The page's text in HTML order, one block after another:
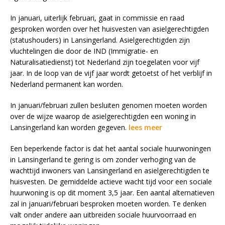
In januari, uiterlijk februari, gaat in commissie en raad
gesproken worden over het huisvesten van asielgerechtigden
(statushouders) in Lansingerland. Asielgerechtigden zijn
vluchtelingen die door de IND (Immigratie- en
Naturalisatiedienst) tot Nederland zijn toegelaten voor vijf
jaar. In de loop van de vijf jaar wordt getoetst of het verblijf in
Nederland permanent kan worden.
In januari/februari zullen besluiten genomen moeten worden
over de wijze waarop de asielgerechtigden een woning in
Lansingerland kan worden gegeven. lees meer
Een beperkende factor is dat het aantal sociale huurwoningen
in Lansingerland te gering is om zonder verhoging van de
wachttijd inwoners van Lansingerland en asielgerechtigden te
huisvesten. De gemiddelde actieve wacht tijd voor een sociale
huurwoning is op dit moment 3,5 jaar. Een aantal alternatieven
zal in januari/februari besproken moeten worden. Te denken
valt onder andere aan uitbreiden sociale huurvoorraad en